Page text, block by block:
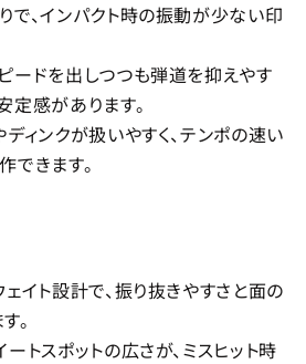
で、インパクト時の振動が少ない印
ードを出しつつも弾道を抑えやす
定感があります。
ィンクが扱いやすく、テンポの速い
できます。
イト設計で、振り抜きやすさと面の
。
トスポットの広さが、ミスヒット時